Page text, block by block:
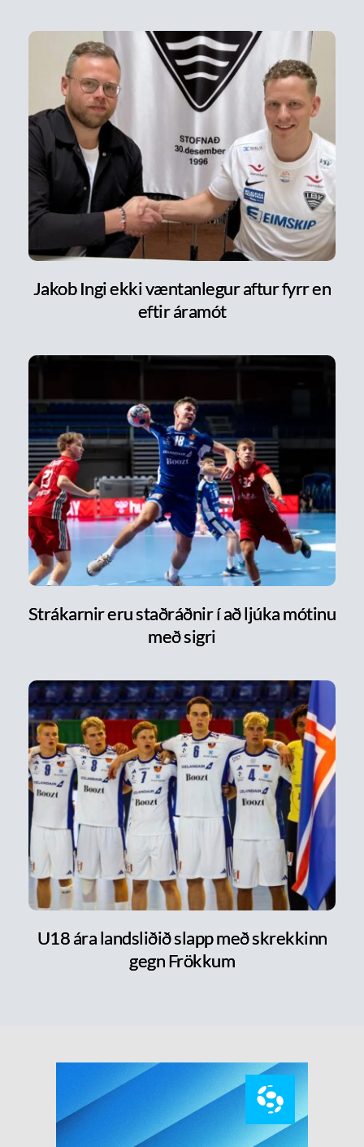
Jakob Ingi ekki væntanlegur aftur fyrr en
eftir áramót
Strákarnir eru staðráðnir í að ljúka mótinu
með sigri
U18 ára landsliðið slapp með skrekkinn
gegn Frökkum